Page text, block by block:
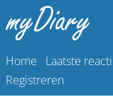
Home Laatste
Registreren